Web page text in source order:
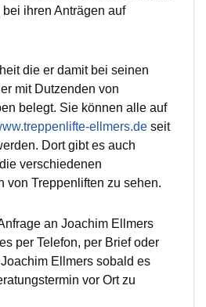
ihren Anträgen auf
die er damit bei seinen
mit Dutzenden von
belegt. Sie können alle auf
ellmers.de seit
Dort gibt es auch
verschiedenen
von Treppenliften zu sehen.
an Joachim Ellmers
per Telefon, per Brief oder
Ellmers sobald es
vor Ort zu